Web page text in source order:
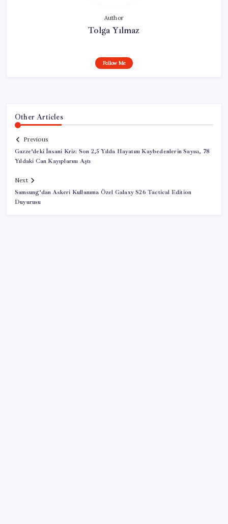
Author
Tolga Yılmaz
Follow Me
Other Articles
Previous
Gazze’deki İnsani Kriz: Son 2,5 Yılda Hayatını Kaybedenlerin Sayısı, 78
Yıldaki Can Kayıplarını Aştı
Next
Samsung’dan Askeri Kullanıma Özel Galaxy S26 Tactical Edition
Duyurusu